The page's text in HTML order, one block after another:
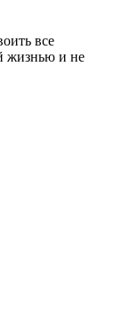
все
жизнью и не